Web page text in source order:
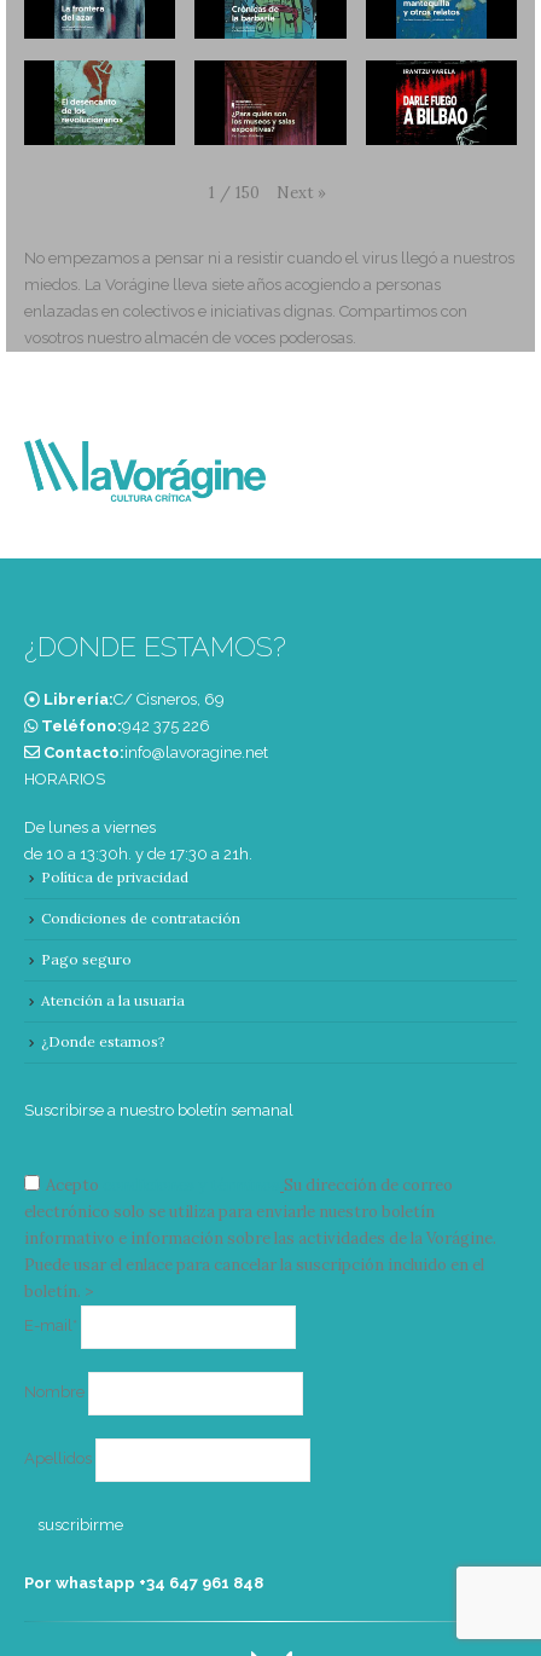
1 / 150 Next »
No empezamos a pensar ni a resistir cuando el virus llegó a nuestros
miedos. La Vorágine lleva siete años acogiendo a personas
enlazadas en colectivos e iniciativas dignas. Compartimos con
vosotros nuestro almacén de voces poderosas.
¿DONDE ESTAMOS?
Librería:C/ Cisneros, 69
Teléfono:‭942 375 226‬
Contacto:info@lavoragine.net
HORARIOS
De lunes a viernes
de 10 a 13:30h. y de 17:30 a 21h.
Política de privacidad
Condiciones de contratación
Pago seguro
Atención a la usuaria
¿Donde estamos?
Suscribirse a nuestro boletín semanal
Acepto
Su dirección de correo
electrónico solo se utiliza para enviarle nuestro boletín
informativo e información sobre las actividades de la Vorágine.
Puede usar el enlace para cancelar la suscripción incluido en el
boletín. >
E-mail*
Nombre
Apellidos
Por whastapp +34 ‭647 961 848‬